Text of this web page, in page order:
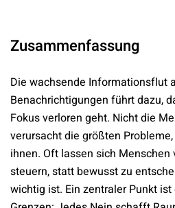
Zusammenfassung
Die wachsende Informationsflut
Benachrichtigungen führt dazu,
Fokus verloren geht. Nicht die
verursacht die größten
ihnen. Oft lassen sich Menschen
steuern, statt bewusst zu
wichtig ist. Ein zentraler Punkt